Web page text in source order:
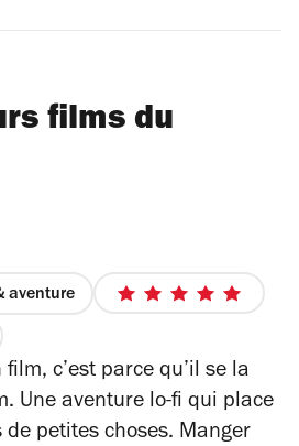
films du
aventure
5
5
c’est parce qu’il se la
Une aventure lo-fi qui place
petites choses. Manger